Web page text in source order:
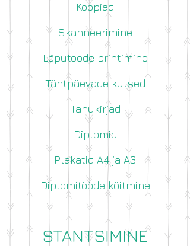
STANTSIMINE
Koopiad
Skanneerimine
Lõputööde printimine
Tähtpäevade kutsed
Tänukirjad
Diplomid
Plakatid A4 ja A3
Diplomitööde köitmine